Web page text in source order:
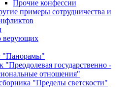
Прочие конфессии
примеры сотрудничества и
верующих
"Панорамы"
"Преодолевая государственно -
отношения"
"Пределы светскости"